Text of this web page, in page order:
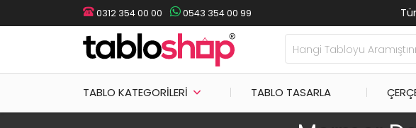
0312 354 00 00 0543 354 00 99
TABLO KATEGORILERI TABLO TASARLA